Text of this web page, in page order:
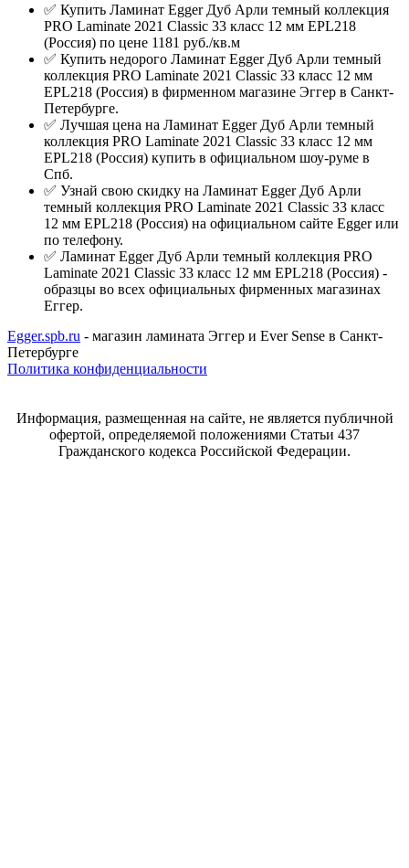
✅ Купить Ламинат Egger Дуб Арли темный коллекция
PRO Laminate 2021 Classic 33 класс 12 мм EPL218
(Россия) по цене 1181 руб./кв.м
✅ Купить недорого Ламинат Egger Дуб Арли темный
коллекция PRO Laminate 2021 Classic 33 класс 12 мм
EPL218 (Россия) в фирменном магазине Эггер в Санкт-
Петербурге.
✅ Лучшая цена на Ламинат Egger Дуб Арли темный
коллекция PRO Laminate 2021 Classic 33 класс 12 мм
EPL218 (Россия) купить в официальном шоу-руме в
Спб.
✅ Узнай свою скидку на Ламинат Egger Дуб Арли
темный коллекция PRO Laminate 2021 Classic 33 класс
12 мм EPL218 (Россия) на официальном сайте Egger или
по телефону.
✅ Ламинат Egger Дуб Арли темный коллекция PRO
Laminate 2021 Classic 33 класс 12 мм EPL218 (Россия) -
образцы во всех официальных фирменных магазинах
Еггер.
Egger.spb.ru - магазин ламината Эггер и Ever Sense в Санкт-
Петербурге
Политика конфиденциальности
Информация, размещенная на сайте, не является публичной
офертой, определяемой положениями Статьи 437
Гражданского кодекса Российской Федерации.